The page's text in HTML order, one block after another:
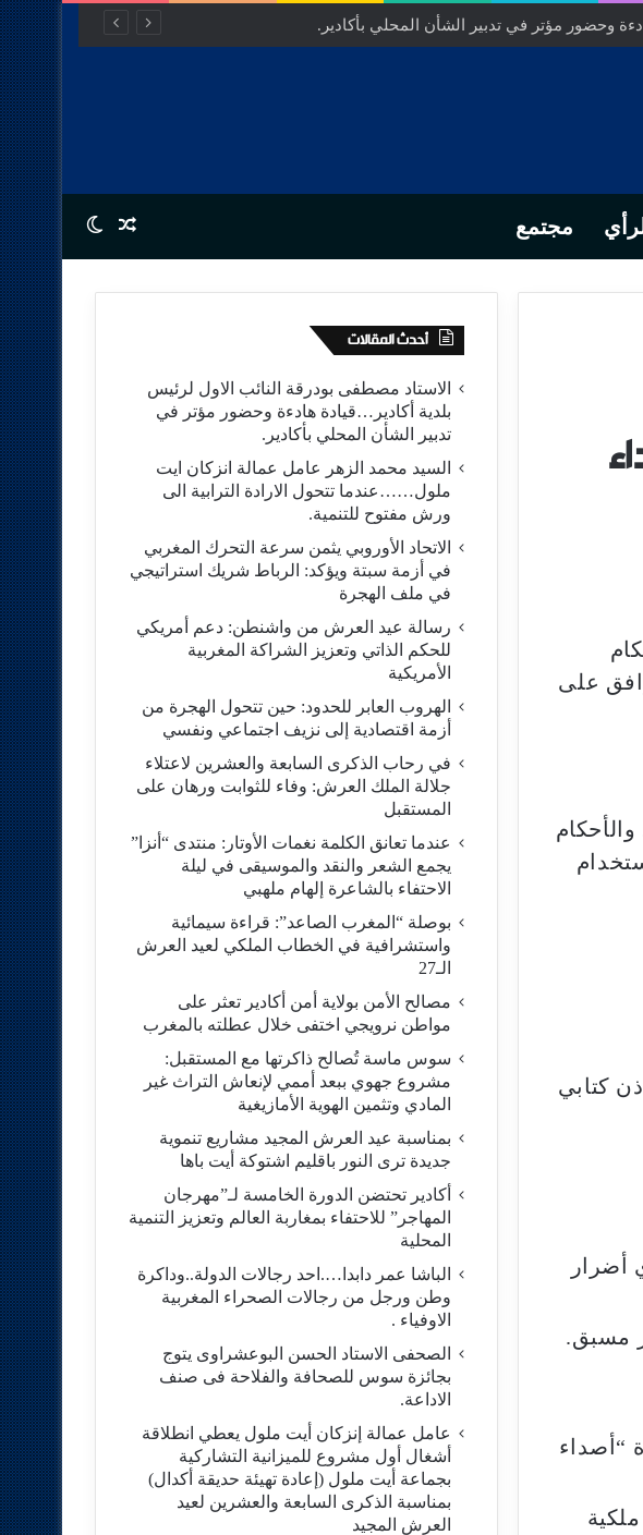
وحضور مؤتر في تدبير الشأن المحلي بأكادير.
مجتمع Random Article
Switch skin
على
كتابي
أضرار
مسبق.
“أصداء
أحدث المقالات
الاستاد مصطفى بودرقة النائب الاول لرئيس
بلدية أكادير…قيادة هادءة وحضور مؤتر في
تدبير الشأن المحلي بأكادير.
السيد محمد الزهر عامل عمالة انزكان ايت
ملول……عندما تتحول الارادة الترابية الى
ورش مفتوح للتنمية.
الاتحاد الأوروبي يثمن سرعة التحرك المغربي
في أزمة سبتة ويؤكد: الرباط شريك استراتيجي
في ملف الهجرة
رسالة عيد العرش من واشنطن: دعم أمريكي
للحكم الذاتي وتعزيز الشراكة المغربية
الأمريكية
​الهروب العابر للحدود: حين تتحول الهجرة من
أزمة اقتصادية إلى نزيف اجتماعي ونفسي
في رحاب الذكرى السابعة والعشرين لاعتلاء
جلالة الملك العرش: وفاء للثوابت ورهان على
المستقبل
​عندما تعانق الكلمة نغمات الأوتار: منتدى “أنزا”
يجمع الشعر والنقد والموسيقى في ليلة
الاحتفاء بالشاعرة إلهام ملهبي
بوصلة “المغرب الصاعد”: قراءة سيمائية
واستشرافية في الخطاب الملكي لعيد العرش
الـ27
مصالح الأمن بولاية أمن أكادير تعثر على
مواطن نرويجي اختفى خلال عطلته بالمغرب
سوس ماسة تُصالح ذاكرتها مع المستقبل:
مشروع جهوي ببعد أممي لإنعاش التراث غير
المادي وتثمين الهوية الأمازيغية
بمناسبة عيد العرش المجيد مشاريع تنموية
جديدة ترى النور باقليم اشتوكة أيت باها
أكادير تحتضن الدورة الخامسة لـ”مهرجان
المهاجر” للاحتفاء بمغاربة العالم وتعزيز التنمية
المحلية
الباشا عمر دابدا….احد رجالات الدولة..وداكرة
وطن ورجل من رجالات الصحراء المغربية
الاوفياء .
الصحفى الاستاد الحسن البوعشراوى يتوج
بجائزة سوس للصحافة والفلاحة فى صنف
الاداعة.
عامل عمالة إنزكان أيت ملول يعطي انطلاقة
أشغال أول مشروع للميزانية التشاركية
بجماعة أيت ملول (إعادة تهيئة حديقة أكدال)
بمناسبة الذكرى السابعة والعشرين لعيد
العرش المجيد